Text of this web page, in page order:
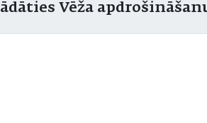
Vēža